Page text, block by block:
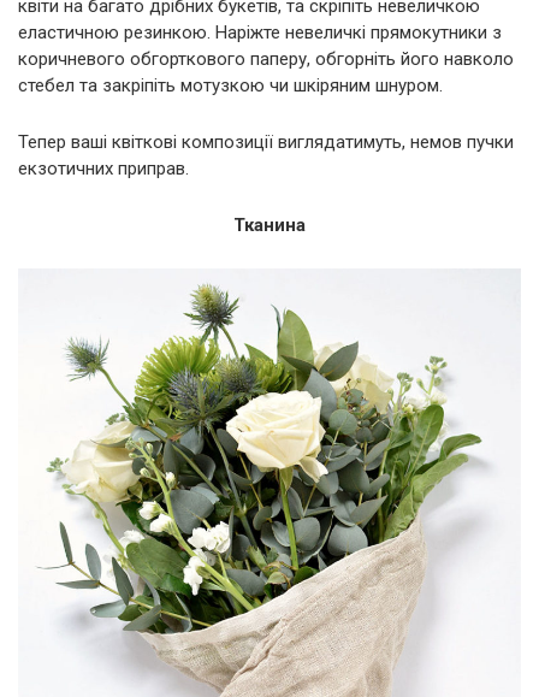
квіти на багато дрібних букетів, та скріпіть невеличкою
еластичною резинкою. Наріжте невеличкі прямокутники з
коричневого обгорткового паперу, обгорніть його навколо
стебел та закріпіть мотузкою чи шкіряним шнуром.
Тепер ваші квіткові композиції виглядатимуть, немов пучки
екзотичних приправ.
Тканина